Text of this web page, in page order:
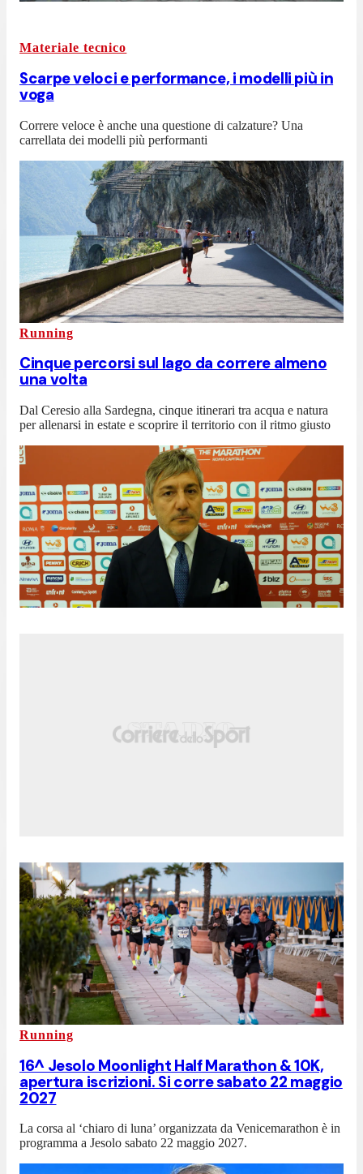
Materiale tecnico
Scarpe veloci e performance, i modelli più in
voga
Correre veloce è anche una questione di calzature? Una
carrellata dei modelli più performanti
Running
Cinque percorsi sul lago da correre almeno
una volta
Dal Ceresio alla Sardegna, cinque itinerari tra acqua e natura
per allenarsi in estate e scoprire il territorio con il ritmo giusto
Running
16^ Jesolo Moonlight Half Marathon & 10K,
apertura iscrizioni. Si corre sabato 22 maggio
2027
La corsa al ‘chiaro di luna’ organizzata da Venicemarathon è in
programma a Jesolo sabato 22 maggio 2027.